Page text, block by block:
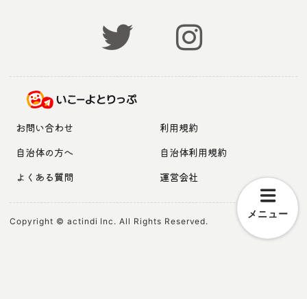
メニュー
お問い合わせ
利用規約
自治体の方へ
自治体利用規約
よくある質問
運営会社
Copyright © actindi Inc. All Rights Reserved.